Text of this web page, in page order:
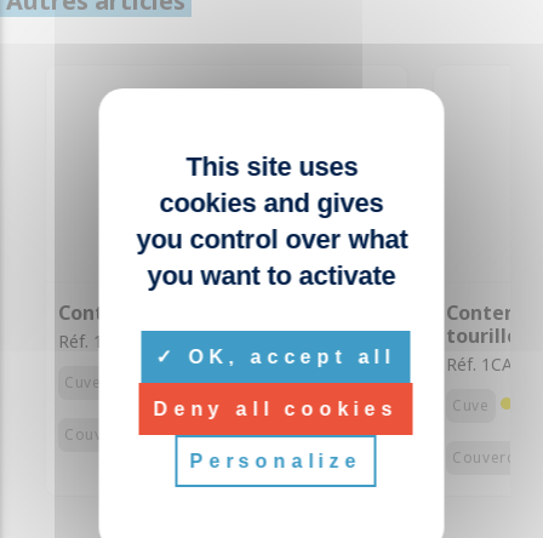
Conteneur DASRI 1100L
Réf. 1CA004A
Cuve
Couvercles
tourillon
Réf. 1CA007
Cuve
Couvercles
This site uses
cookies and gives
you control over what
you want to activate
OK, accept all
Deny all cookies
Personalize